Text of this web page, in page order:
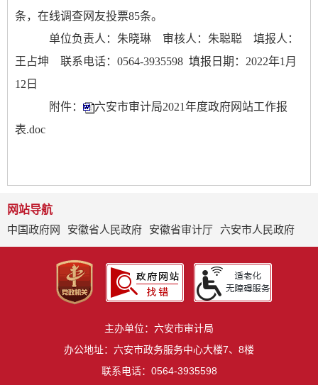
条，在线调查网友投票85条。
单位负责人：朱晓琳 审核人：朱聪聪 填报人：
王占坤 联系电话：0564-3935598 填报日期：2022年1月
12日
附件：
六安市审计局2021年度政府网站工作报
表.doc
网站导航
中国政府网
安徽省人民政府 安徽省审计厅 六安市人民政府
主办单位：六安市审计局
办公地址：六安市政务服务中心大楼7、8楼
联系电话：0564-3935598